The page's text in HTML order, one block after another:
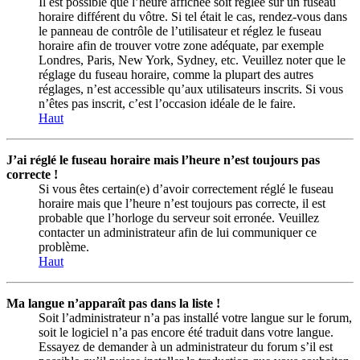
horaire différent du vôtre. Si tel était le cas, rendez-vous dans
le panneau de contrôle de l’utilisateur et réglez le fuseau
horaire afin de trouver votre zone adéquate, par exemple
Londres, Paris, New York, Sydney, etc. Veuillez noter que le
réglage du fuseau horaire, comme la plupart des autres
réglages, n’est accessible qu’aux utilisateurs inscrits. Si vous
n’êtes pas inscrit, c’est l’occasion idéale de le faire.
Haut
J’ai réglé le fuseau horaire mais l’heure n’est toujours pas
correcte !
Si vous êtes certain(e) d’avoir correctement réglé le fuseau
horaire mais que l’heure n’est toujours pas correcte, il est
probable que l’horloge du serveur soit erronée. Veuillez
contacter un administrateur afin de lui communiquer ce
problème.
Haut
Ma langue n’apparaît pas dans la liste !
Soit l’administrateur n’a pas installé votre langue sur le forum,
soit le logiciel n’a pas encore été traduit dans votre langue.
Essayez de demander à un administrateur du forum s’il est